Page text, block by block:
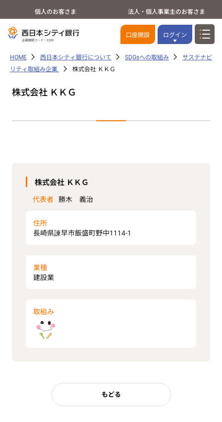
個人のお客さま 法人・個人事業主のお客さま
口座開設 ログイン
HOME 西日本シティ銀行について SDGsへの取組み
サステナビ
リティ取組み企業
株式会社 ＫＫＧ
株式会社 ＫＫＧ
株式会社 ＫＫＧ
代表者 勝木 義治
住所
長崎県諫早市飯盛町野中1114-1
業種
建設業
取組み
もどる